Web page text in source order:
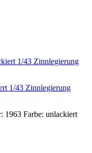
1/43 Zinnlegierung
Farbe: unlackiert